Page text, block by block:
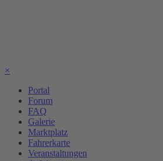
×
Portal
Forum
FAQ
Galerie
Marktplatz
Fahrerkarte
Veranstaltungen